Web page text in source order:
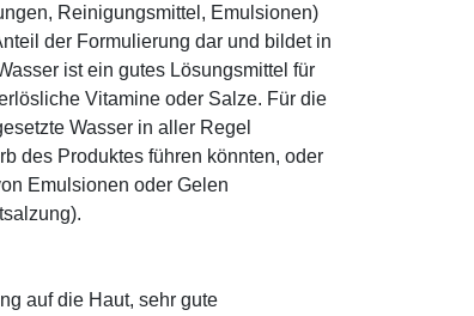
Reinigungsmittel, Emulsionen)
der Formulierung dar und bildet in
ist ein gutes Lösungsmittel für
Vitamine oder Salze. Für die
Wasser in aller Regel
des Produktes führen könnten, oder
Emulsionen oder Gelen
auf die Haut, sehr gute